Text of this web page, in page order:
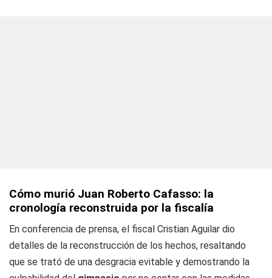
Cómo murió Juan Roberto Cafasso: la
cronología reconstruida por la fiscalía
En conferencia de prensa, el fiscal Cristian Aguilar dio
detalles de la reconstrucción de los hechos, resaltando
que se trató de una desgracia evitable y demostrando la